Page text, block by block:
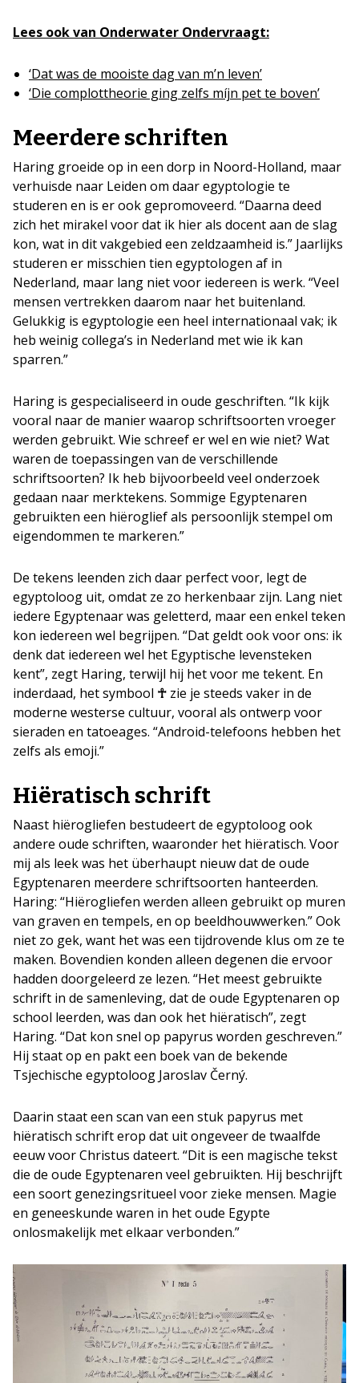
Lees ook van Onderwater Ondervraagt:
‘Dat was de mooiste dag van m’n leven’
‘Die complottheorie ging zelfs míjn pet te boven’
Meerdere schriften
Haring groeide op in een dorp in Noord-Holland, maar
verhuisde naar Leiden om daar egyptologie te
studeren en is er ook gepromoveerd. “Daarna deed
zich het mirakel voor dat ik hier als docent aan de slag
kon, wat in dit vakgebied een zeldzaamheid is.” Jaarlijks
studeren er misschien tien egyptologen af in
Nederland, maar lang niet voor iedereen is werk. “Veel
mensen vertrekken daarom naar het buitenland.
Gelukkig is egyptologie een heel internationaal vak; ik
heb weinig collega’s in Nederland met wie ik kan
sparren.”
Haring is gespecialiseerd in oude geschriften. “Ik kijk
vooral naar de manier waarop schriftsoorten vroeger
werden gebruikt. Wie schreef er wel en wie niet? Wat
waren de toepassingen van de verschillende
schriftsoorten? Ik heb bijvoorbeeld veel onderzoek
gedaan naar merktekens. Sommige Egyptenaren
gebruikten een hiëroglief als persoonlijk stempel om
eigendommen te markeren.”
De tekens leenden zich daar perfect voor, legt de
egyptoloog uit, omdat ze zo herkenbaar zijn. Lang niet
iedere Egyptenaar was geletterd, maar een enkel teken
kon iedereen wel begrijpen. “Dat geldt ook voor ons: ik
denk dat iedereen wel het Egyptische levensteken
kent”, zegt Haring, terwijl hij het voor me tekent. En
inderdaad, het symbool ☥ zie je steeds vaker in de
moderne westerse cultuur, vooral als ontwerp voor
sieraden en tatoeages. “Android-telefoons hebben het
zelfs als emoji.”
Hiëratisch schrift
Naast hiërogliefen bestudeert de egyptoloog ook
andere oude schriften, waaronder het hiëratisch. Voor
mij als leek was het überhaupt nieuw dat de oude
Egyptenaren meerdere schriftsoorten hanteerden.
Haring: “Hiërogliefen werden alleen gebruikt op muren
van graven en tempels, en op beeldhouwwerken.” Ook
niet zo gek, want het was een tijdrovende klus om ze te
maken. Bovendien konden alleen degenen die ervoor
hadden doorgeleerd ze lezen. “Het meest gebruikte
schrift in de samenleving, dat de oude Egyptenaren op
school leerden, was dan ook het hiëratisch”, zegt
Haring. “Dat kon snel op papyrus worden geschreven.”
Hij staat op en pakt een boek van de bekende
Tsjechische egyptoloog Jaroslav Černý.
Daarin staat een scan van een stuk papyrus met
hiëratisch schrift erop dat uit ongeveer de twaalfde
eeuw voor Christus dateert. “Dit is een magische tekst
die de oude Egyptenaren veel gebruikten. Hij beschrijft
een soort genezingsritueel voor zieke mensen. Magie
en geneeskunde waren in het oude Egypte
onlosmakelijk met elkaar verbonden.”